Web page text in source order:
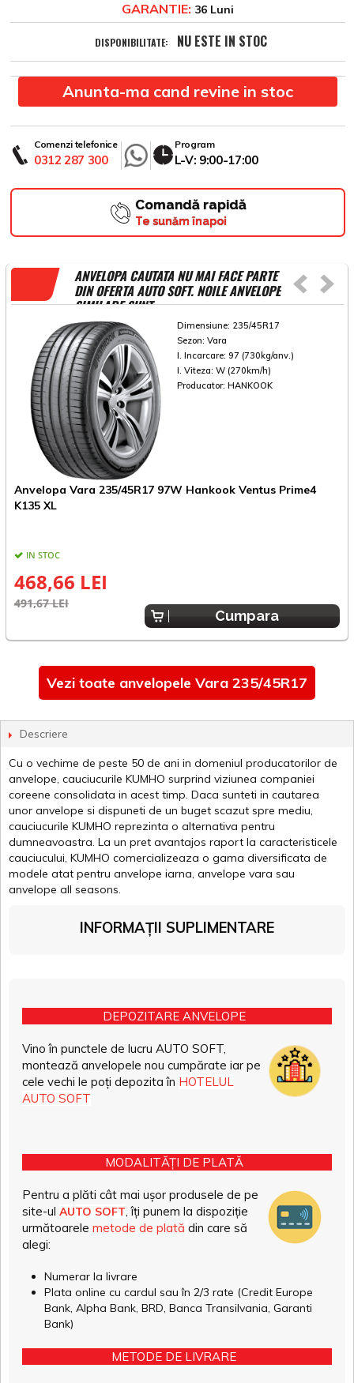
GARANTIE: 36 Luni
DISPONIBILITATE: NU ESTE IN STOC
Anunta-ma cand revine in stoc
Comenzi telefonice
0312 287 300
Program
L-V: 9:00-17:00
Comandă rapidă
Te sunăm înapoi
ANVELOPA CAUTATA NU MAI FACE PARTE
DIN OFERTA AUTO SOFT. NOILE ANVELOPE
SIMILARE SUNT
Dimensiune: 235/45R17
Sezon: Vara
I. Incarcare: 97 (730kg/anv.)
I. Viteza: W (270km/h)
Producator: HANKOOK
Anvelopa Vara 235/45R17 97W Hankook Ventus Prime4
K135 XL
IN STOC
468,66 LEI
491,67 LEI
Cumpara
Vezi toate anvelopele Vara 235/45R17
Descriere
Cu o vechime de peste 50 de ani in domeniul producatorilor de
anvelope, cauciucurile KUMHO surprind viziunea companiei
coreene consolidata in acest timp. Daca sunteti in cautarea
unor anvelope si dispuneti de un buget scazut spre mediu,
cauciucurile KUMHO reprezinta o alternativa pentru
dumneavoastra. La un pret avantajos raport la caracteristicele
cauciucului, KUMHO comercializeaza o gama diversificata de
modele atat pentru anvelope iarna, anvelope vara sau
anvelope all seasons.
INFORMAȚII SUPLIMENTARE
DEPOZITARE ANVELOPE
Vino în punctele de lucru AUTO SOFT,
montează anvelopele nou cumpărate iar pe
cele vechi le poți depozita în HOTELUL
AUTO SOFT
MODALITĂȚI DE PLATĂ
Pentru a plăti cât mai ușor produsele de pe
site-ul AUTO SOFT, îți punem la dispoziție
următoarele metode de plată din care să
alegi:
Numerar la livrare
Plata online cu cardul sau în 2/3 rate (Credit Europe
Bank, Alpha Bank, BRD, Banca Transilvania, Garanti
Bank)
METODE DE LIVRARE